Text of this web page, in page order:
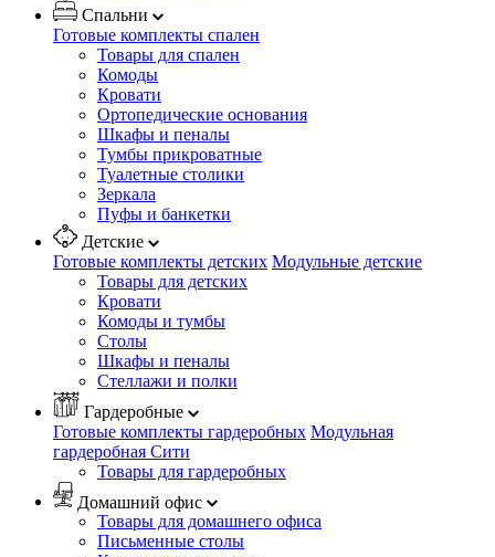
Спальни
Готовые комплекты спален
Товары для спален
Комоды
Кровати
Ортопедические основания
Шкафы и пеналы
Тумбы прикроватные
Туалетные столики
Зеркала
Пуфы и банкетки
Детские
Готовые комплекты детских Модульные детские
Товары для детских
Кровати
Комоды и тумбы
Столы
Шкафы и пеналы
Стеллажи и полки
Гардеробные
Готовые комплекты гардеробных Модульная
гардеробная Сити
Товары для гардеробных
Домашний офис
Товары для домашнего офиса
Письменные столы